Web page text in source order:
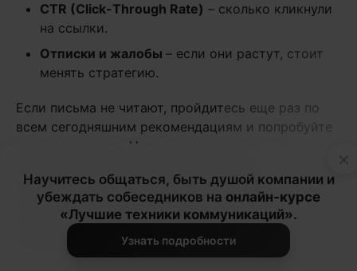
CTR (Click-Through Rate) – сколько кликнули
на ссылки.
Отписки и жалобы – если они растут, стоит
менять стратегию.
Если письма не читают, пройдитесь еще раз по
всем сегодняшним рекомендациям и попробуйте
что-то изменить. Например, заголовок или начало
раз, иначе вы не поймете, какие именно
изменения в рассылке потянули за собой
изменения в поведении подписчиков и почему
письма стали открывать чаще (или реже).
×
Научитесь общаться, быть душой компании и
убеждать собеседников на онлайн-курсе
«Лучшие техники коммуникаций».
Узнать подробности